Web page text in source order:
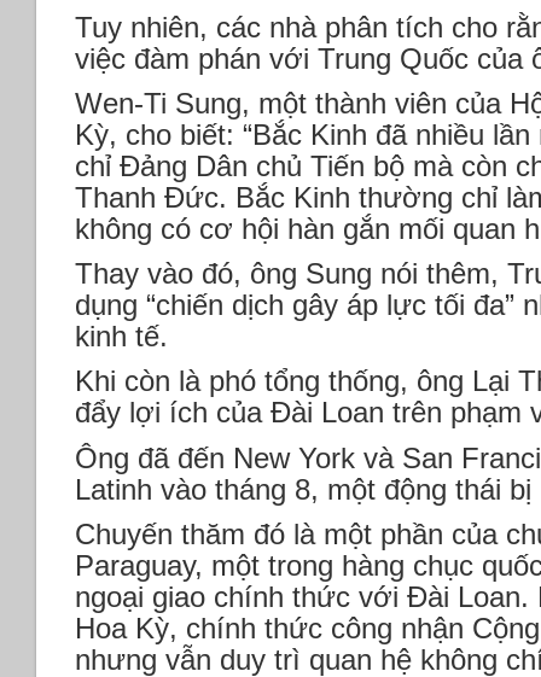
Tuy nhiên, các nhà phân tích cho
việc đàm phán với Trung Quốc của
Wen-Ti Sung, một thành viên của
Kỳ, cho biết: “Bắc Kinh đã nhiều
chỉ Đảng Dân chủ Tiến bộ mà còn
Thanh Đức. Bắc Kinh thường chỉ
không có cơ hội hàn gắn mối quan
Thay vào đó, ông Sung nói thêm,
dụng “chiến dịch gây áp lực tối đa”
kinh tế.
Khi còn là phó tổng thống, ông Lại
đẩy lợi ích của Đài Loan trên phạm
Ông đã đến New York và San
Latinh vào tháng 8, một động thái
Chuyến thăm đó là một phần của
Paraguay, một trong hàng chục
ngoại giao chính thức với Đài Loan.
Hoa Kỳ, chính thức công nhận
nhưng vẫn duy trì quan hệ không